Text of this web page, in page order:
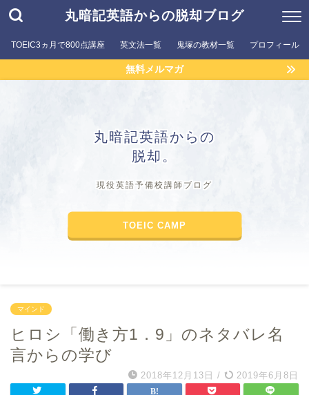
丸暗記英語からの脱却ブログ
TOEIC3ヵ月で800点講座 英文法一覧 鬼塚の教材一覧 プロフィール
無料メルマガ
丸暗記英語からの
脱却。
現役英語予備校講師ブログ
TOEIC CAMP
マインド
ヒロシ「働き方1．9」のネタバレ名
言からの学び
2018年12月13日 / 2019年6月8日